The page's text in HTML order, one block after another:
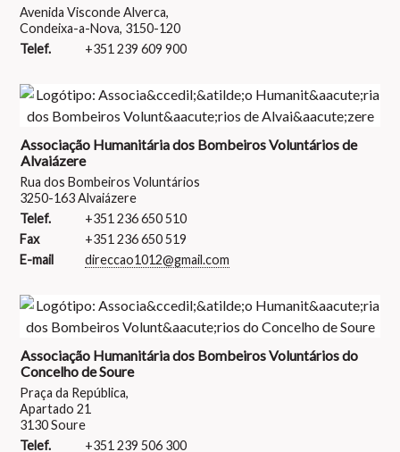
Avenida Visconde Alverca,
Condeixa-a-Nova, 3150-120
Telef.
+351 239 609 900
Associação Humanitária dos Bombeiros Voluntários de
Alvaiázere
Rua dos Bombeiros Voluntários
3250-163 Alvaiázere
Telef.
+351 236 650 510
Fax
+351 236 650 519
E-mail
direccao1012@gmail.com
Associação Humanitária dos Bombeiros Voluntários do
Concelho de Soure
Praça da República,
Apartado 21
3130 Soure
Telef.
+351 239 506 300